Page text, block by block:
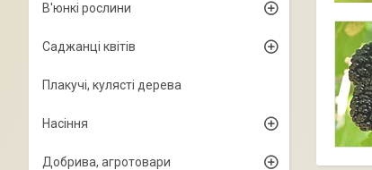
В'юнкі рослини
Саджанці квітів
Плакучі, кулясті дерева
Насіння
Добрива, агротовари